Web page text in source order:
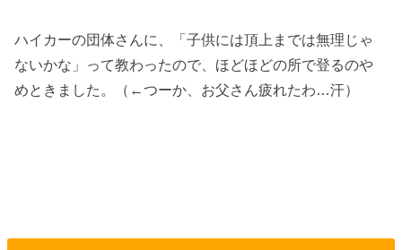
ハイカーの団体さんに、「子供には頂上までは無理じゃ
ないかな」って教わったので、ほどほどの所で登るのや
めときました。（←つーか、お父さん疲れたわ…汗）